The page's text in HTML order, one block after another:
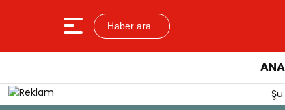
Haber ara...